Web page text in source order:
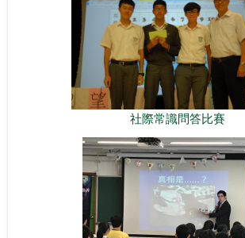
社際常識問答比賽